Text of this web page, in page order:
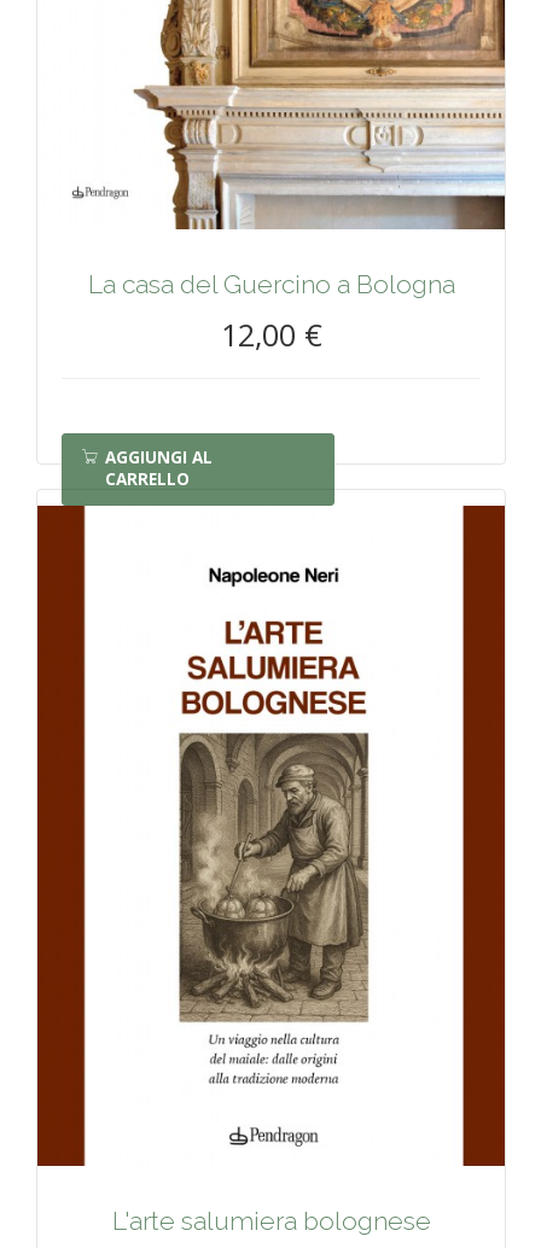
La casa del Guercino a Bologna
12,00 €
AGGIUNGI AL
CARRELLO
L'arte salumiera bolognese